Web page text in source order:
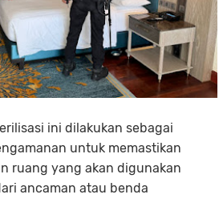
ini dilakukan sebagai
untuk memastikan
ruang yang akan digunakan
ancaman atau benda